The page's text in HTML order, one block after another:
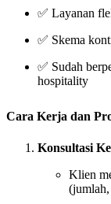
✅ Layanan
✅ Skema
✅ Sudah
hospitality
Cara Kerja dan
Konsultasi
Klien